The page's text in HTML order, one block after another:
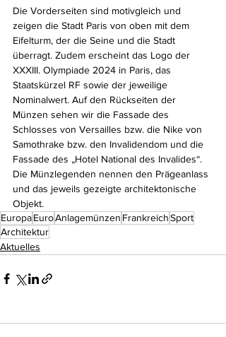
Die Vorderseiten sind motivgleich und
zeigen die Stadt Paris von oben mit dem
Eifelturm, der die Seine und die Stadt
überragt. Zudem erscheint das Logo der
XXXIII. Olympiade 2024 in Paris, das
Staatskürzel RF sowie der jeweilige
Nominalwert. Auf den Rückseiten der
Münzen sehen wir die Fassade des
Schlosses von Versailles bzw. die Nike von
Samothrake bzw. den Invalidendom und die
Fassade des „Hotel National des Invalides“.
Die Münzlegenden nennen den Prägeanlass
und das jeweils gezeigte architektonische
Objekt.
EuropaEuroAnlagemünzen FrankreichSport
Architektur
Aktuelles